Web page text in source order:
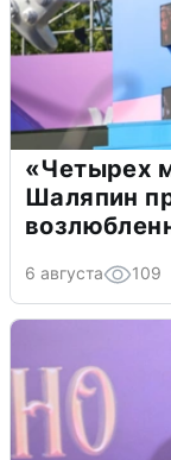
«Четырех
Шаляпин
6 августа 109